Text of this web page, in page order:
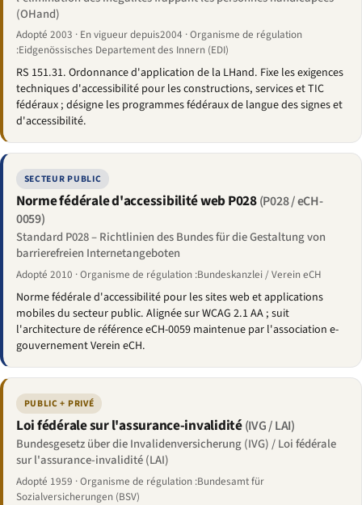
(OHand)
Adopté 2003 · En vigueur depuis2004 · Organisme de régulation
:Eidgenössisches Departement des Innern (EDI)
RS 151.31. Ordonnance d'application de la LHand. Fixe les exigences
techniques d'accessibilité pour les constructions, services et TIC
fédéraux ; désigne les programmes fédéraux de langue des signes et
d'accessibilité.
SECTEUR PUBLIC
Norme fédérale d'accessibilité web P028(P028 / eCH-
0059)
Standard P028 – Richtlinien des Bundes für die Gestaltung von
barrierefreien Internetangeboten
Adopté 2010 · Organisme de régulation :Bundeskanzlei / Verein eCH
Norme fédérale d'accessibilité pour les sites web et applications
mobiles du secteur public. Alignée sur WCAG 2.1 AA ; suit
l'architecture de référence eCH-0059 maintenue par l'association e-
gouvernement Verein eCH.
PUBLIC + PRIVÉ
Loi fédérale sur l'assurance-invalidité(IVG / LAI)
Bundesgesetz über die Invalidenversicherung (IVG) / Loi fédérale
sur l'assurance-invalidité (LAI)
Adopté 1959 · Organisme de régulation :Bundesamt für
Sozialversicherungen (BSV)